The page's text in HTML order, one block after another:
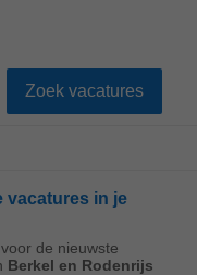
vacatures in je
de nieuwste
Berkel en Rodenrijs